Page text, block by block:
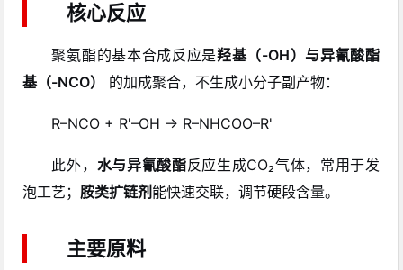
核心反应
聚氨酯的基本合成反应是羟基（-OH）与异氰酸酯
基（-NCO）
的加成聚合，不生成小分子副产物：
R–NCO + R'–OH → R–NHCOO–R'
此外， 水与异氰酸酯反应生成CO₂气体，常用于发
泡工艺；胺类扩链剂 能快速交联，调节硬段含量。
主要原料